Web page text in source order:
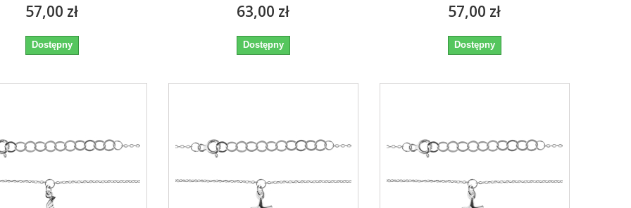
57,00 zł
Dostępny
63,00 zł
Dostępny
57,00 zł
Dostępny